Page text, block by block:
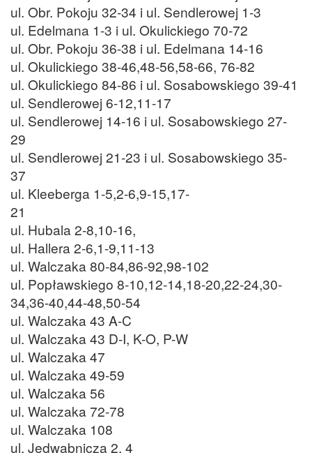
ul. Obr. Pokoju 32-34 i ul. Sendlerowej 1-3
ul. Edelmana 1-3 i ul. Okulickiego 70-72
ul. Obr. Pokoju 36-38 i ul. Edelmana 14-16
ul. Okulickiego 38-46,48-56,58-66, 76-82
ul. Okulickiego 84-86 i ul. Sosabowskiego 39-41
ul. Sendlerowej 6-12,11-17
ul. Sendlerowej 14-16 i ul. Sosabowskiego 27-
29
ul. Sendlerowej 21-23 i ul. Sosabowskiego 35-
37
ul. Kleeberga 1-5,2-6,9-15,17-
21
ul. Hubala 2-8,10-16,
ul. Hallera 2-6,1-9,11-13
ul. Walczaka 80-84,86-92,98-102
ul. Popławskiego 8-10,12-14,18-20,22-24,30-
34,36-40,44-48,50-54
ul. Walczaka 43 A-C
ul. Walczaka 43 D-I, K-O, P-W
ul. Walczaka 47
ul. Walczaka 49-59
ul. Walczaka 56
ul. Walczaka 72-78
ul. Walczaka 108
ul. Jedwabnicza 2, 4